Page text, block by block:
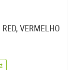
VERMELHO